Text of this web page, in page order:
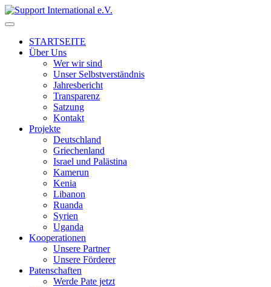
↓
Skip
Main
Content
STARTSEITE
Über Uns
Wer wir sind
Unser Selbstverständnis
Jahresbericht
Transparenz
Satzung
Kontakt
Projekte
Deutschland
Griechenland
Israel und Palästina
Kamerun
Kenia
Libanon
Ruanda
Syrien
Uganda
Kooperationen
Unsere Partner
Unsere Förderer
Patenschaften
Werde Pate jetzt